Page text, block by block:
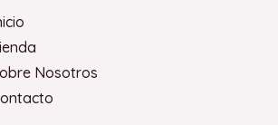
Nosotros